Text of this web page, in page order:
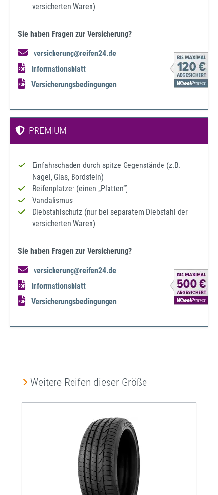
versicherten Waren)
Sie haben Fragen zur Versicherung?
versicherung@reifen24.de
Informationsblatt
Versicherungsbedingungen
PREMIUM
Einfahrschaden durch spitze Gegenstände (z.B.
Nagel, Glas, Bordstein)
Reifenplatzer (einen „Platten“)
Vandalismus
Diebstahlschutz (nur bei separatem Diebstahl der
versicherten Waren)
Sie haben Fragen zur Versicherung?
versicherung@reifen24.de
Informationsblatt
Versicherungsbedingungen
Produktgalerie überspringen
Weitere Reifen dieser Größe